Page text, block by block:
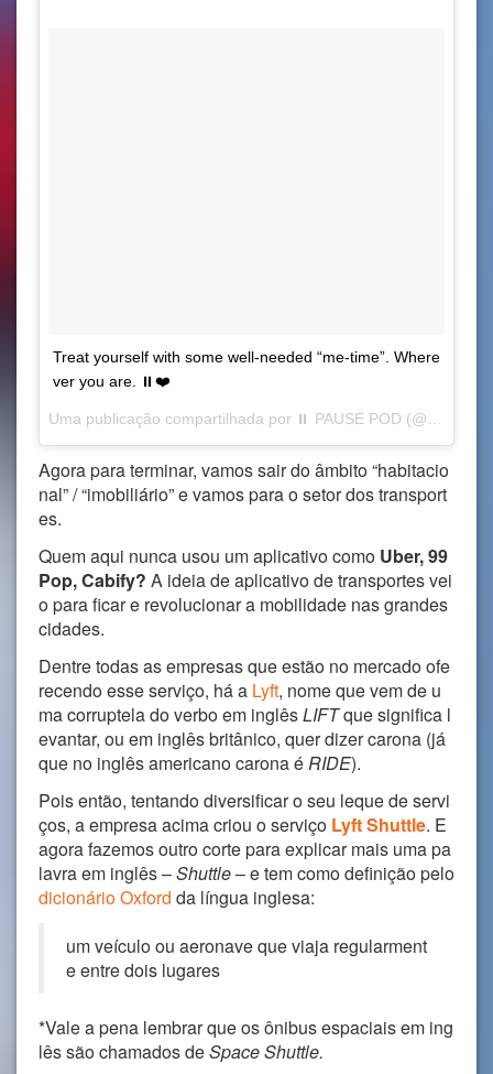
Treat yourself with some well-needed “me-time”. Where
ver you are. ⏸❤
Uma publicação compartilhada por ⏸ PAUSE POD (@pausepod.co) em
Agora para terminar, vamos sair do âmbito “habitacio
nal” / “imobiliário” e vamos para o setor dos transport
es.
Quem aqui nunca usou um aplicativo como Uber, 99
Pop, Cabify? A ideia de aplicativo de transportes vei
o para ficar e revolucionar a mobilidade nas grandes
cidades.
Dentre todas as empresas que estão no mercado ofe
recendo esse serviço, há a Lyft, nome que vem de u
ma corruptela do verbo em inglêsLIFTque significa l
evantar, ou em inglês britânico, quer dizer carona (já
que no inglês americano carona éRIDE).
Pois então, tentando diversificar o seu leque de servi
ços, a empresa acima criou o serviço Lyft Shuttle. E
agora fazemos outro corte para explicar mais uma pa
lavra em inglês –Shuttle– e tem como definição pelo
dicionário Oxford da língua inglesa:
um veículo ou aeronave que viaja regularment
e entre dois lugares
*Vale a pena lembrar que os ônibus espaciais em ing
lês são chamados deSpace Shuttle.